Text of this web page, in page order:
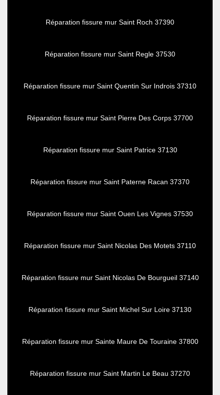
Réparation fissure mur Saint Roch 37390
Réparation fissure mur Saint Regle 37530
Réparation fissure mur Saint Quentin Sur Indrois 37310
Réparation fissure mur Saint Pierre Des Corps 37700
Réparation fissure mur Saint Patrice 37130
Réparation fissure mur Saint Paterne Racan 37370
Réparation fissure mur Saint Ouen Les Vignes 37530
Réparation fissure mur Saint Nicolas Des Motets 37110
Réparation fissure mur Saint Nicolas De Bourgueil 37140
Réparation fissure mur Saint Michel Sur Loire 37130
Réparation fissure mur Sainte Maure De Touraine 37800
Réparation fissure mur Saint Martin Le Beau 37270